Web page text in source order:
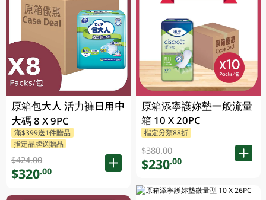
原箱包大人 活力褲日用中
大碼 8 X 9PC
滿$399送1件贈品
指定品牌送贈品
$424.00
$320.00
原箱添寧護妳墊一般流量
箱 10 X 20PC
指定分類88折
$380.00
$230.00